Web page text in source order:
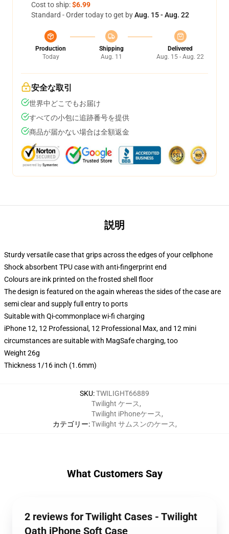
Cost to ship:$6.99
Standard - Order today to get byAug. 15 - Aug. 22
Production
Today
Shipping
Aug. 11
Delivered
Aug. 15 - Aug. 22
安全な取引
世界中どこでもお届け
すべての小包に追跡番号を提供
商品が届かない場合は全額返金
説明
Sturdy versatile case that grips across the edges of your cellphone
Shock absorbent TPU case with anti-fingerprint end
Colours are ink printed on the frosted shell floor
The design is featured on the again whereas the sides of the case are
semi clear and supply full entry to ports
Suitable with Qi-commonplace wi-fi charging
iPhone 12, 12 Professional, 12 Professional Max, and 12 mini
circumstances are suitable with MagSafe charging, too
Weight 26g
Thickness 1/16 inch (1.6mm)
SKU:TWILIGHT66889
カテゴリー:
Twilight ケース,
Twilight iPhoneケース,
Twilight サムスンのケース,
What Customers Say
2 reviews for Twilight Cases - Twilight
Oath iPhone Soft Case